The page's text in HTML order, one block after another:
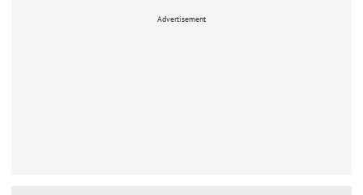
Advertisement